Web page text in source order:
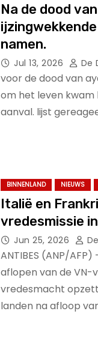
Na de dood
namen.
Jul 13, 2026 De
voor de dood van
om het leven kwam
aanval. lijst
BINNENLAND NIEUWS
Italië en
vredesmissie
Jun 25, 2026
ANTIBES (ANP/
aflopen van de VN-
vredesmacht
landen na afloop